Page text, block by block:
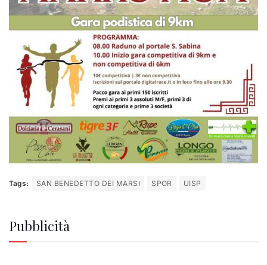
Tags: SAN BENEDETTO DEI MARSI SPOR UISP
Pubblicità